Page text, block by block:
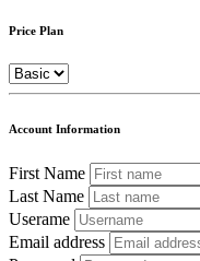
Price Plan
Account Information
First Name
Last Name
Userame
Email address